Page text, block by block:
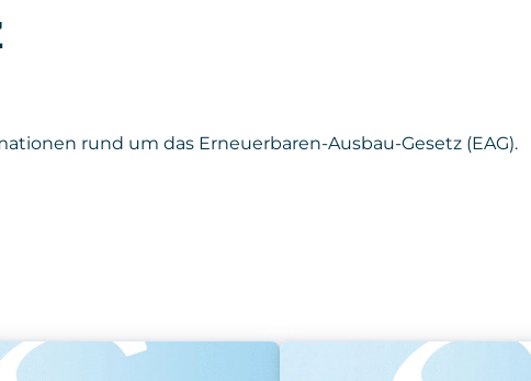
rund um das Erneuerbaren-Ausbau-Gesetz (EAG).